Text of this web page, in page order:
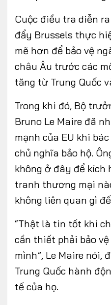
Cuộc điều tra diễn
đẩy Brussels thực
mẽ hơn để bảo vệ
châu Âu trước các
tăng từ Trung Quốc
Trong khi đó, Bộ
Bruno Le Maire đã
mạnh của EU khi
chủ nghĩa bảo hộ.
không ở đây để kích
tranh thương mại
không liên quan gì
“Thật là tin tốt khi
cần thiết phải bảo
mình”, Le Maire nói,
Trung Quốc hành
tế của họ.